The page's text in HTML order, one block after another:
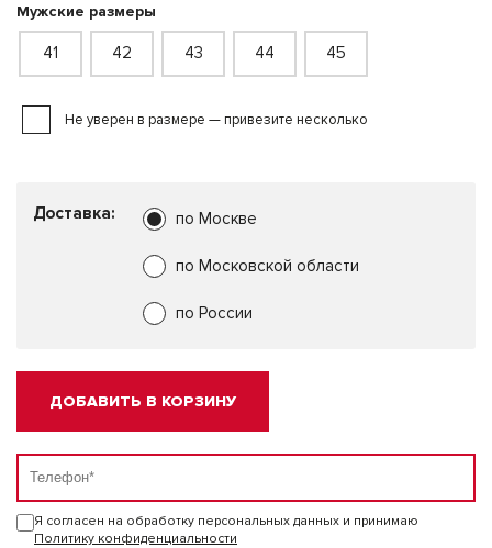
Мужские размеры
41 42 43 44 45
Не уверен в размере — привезите несколько
Доставка: по Москве
по Московской области
по России
ДОБАВИТЬ В КОРЗИНУ
Я согласен на обработку персональных данных и принимаю
Политику конфиденциальности